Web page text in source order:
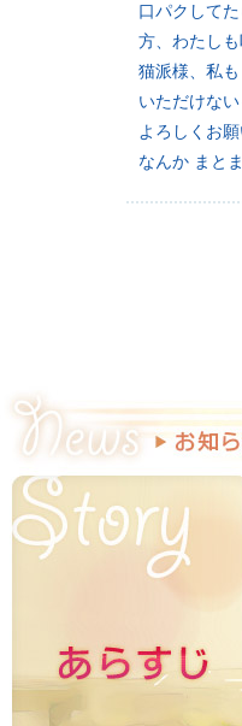
口パクして
方、わたし
猫派様、私
いただけな
よろしくお
なんか まと